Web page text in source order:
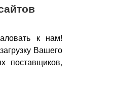
к нам!
Вашего
поставщиков,